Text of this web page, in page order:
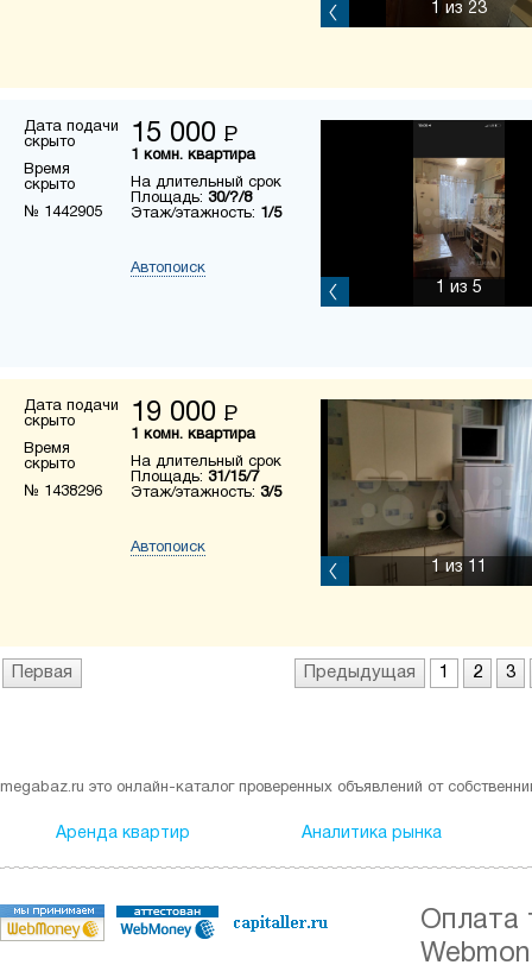
1 из 23
Дата подачи
скрыто
Время
скрыто
№ 1442905
15 000 Р
1 комн. квартира
На длительный срок
Площадь: 30/?/8
Этаж/этажность: 1/5
Автопоиск
1 из 5
Дата подачи
скрыто
Время
скрыто
№ 1438296
19 000 Р
1 комн. квартира
На длительный срок
Площадь: 31/15/7
Этаж/этажность: 3/5
Автопоиск
1 из 11
Первая Предыдущая 1 2 3
megabaz.ru это онлайн-каталог проверенных объявлений от
Аренда квартир Аналитика рынка
Оплата